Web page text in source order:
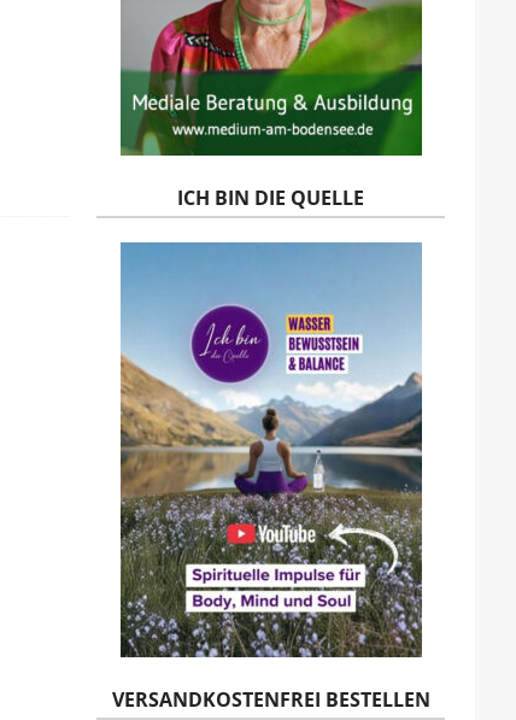
ICH BIN DIE QUELLE
VERSANDKOSTENFREI BESTELLEN